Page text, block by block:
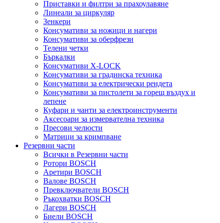
Приставки и филтри за прахоулавяне
Линеали за циркуляр
Зенкери
Консумативи за ножици и нагери
Консумативи за оберфрези
Телени четки
Бъркалки
Консумативи X-LOCK
Консумативи за градинска техника
Консумативи за електрически рендета
Консумативи за пистолети за горещ въздух и
лепене
Куфари и чанти за електроинструменти
Аксесоари за измервателна техника
Пресови челюсти
Матрици за кримпване
Резервни части
Всички в Резервни части
Ротори BOSCH
Аретири BOSCH
Валове BOSCH
Превключватели BOSCH
Ръкохватки BOSCH
Лагери BOSCH
Биели BOSCH